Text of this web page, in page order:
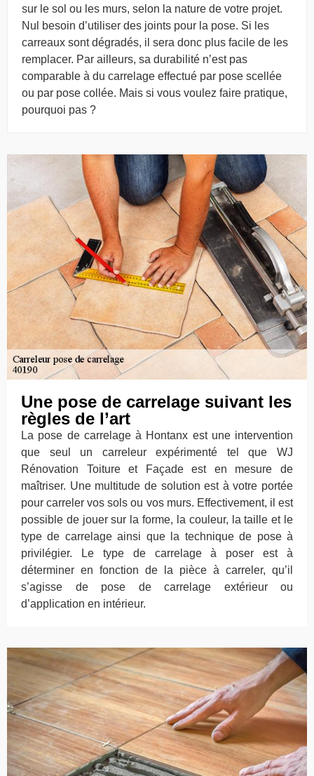
sur le sol ou les murs, selon la nature de votre projet.
Nul besoin d’utiliser des joints pour la pose. Si les
carreaux sont dégradés, il sera donc plus facile de les
remplacer. Par ailleurs, sa durabilité n’est pas
comparable à du carrelage effectué par pose scellée
ou par pose collée. Mais si vous voulez faire pratique,
pourquoi pas ?
Une pose de carrelage suivant les
règles de l’art
La pose de carrelage à Hontanx est une intervention
que seul un carreleur expérimenté tel que WJ
Rénovation Toiture et Façade est en mesure de
maîtriser. Une multitude de solution est à votre portée
pour carreler vos sols ou vos murs. Effectivement, il est
possible de jouer sur la forme, la couleur, la taille et le
type de carrelage ainsi que la technique de pose à
privilégier. Le type de carrelage à poser est à
déterminer en fonction de la pièce à carreler, qu’il
s’agisse de pose de carrelage extérieur ou
d’application en intérieur.